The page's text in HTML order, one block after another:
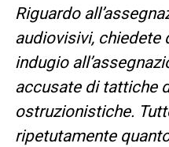
Riguardo
audiovisivi, chiedete
indugio
accusate di tattiche
ostruzionistiche.
ripetutamente